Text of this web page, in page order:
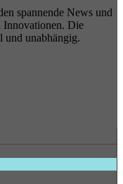
spannende News und
Innovationen. Die
und unabhängig.